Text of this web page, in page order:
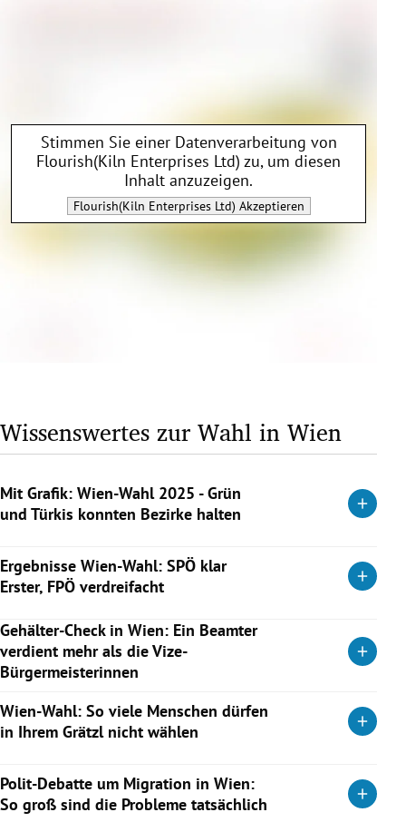
Stimmen Sie einer Datenverarbeitung von
Flourish(Kiln Enterprises Ltd) zu, um diesen
Inhalt anzuzeigen.
Flourish(Kiln Enterprises Ltd) Akzeptieren
Wissenswertes zur Wahl in Wien
Mit Grafik: Wien-Wahl 2025 - Grün
und Türkis konnten Bezirke halten
die Grünen in ihren Hochburgen Neubau, Josefstadt und
Währing. Blau scheitert in Simmering am Comeback
Weiterlesen
Ergebnisse Wien-Wahl: SPÖ klar
Erster, FPÖ verdreifacht
Das Endergebnis liegt vor: Die Bürgermeisterpartei verliert
wenig - die FPÖ legt stark zu und jubelt. Das Match zwischen
Neos und ÖVP um Platz 4 ist offen.
Weiterlesen
Gehälter-Check in Wien: Ein Beamter
verdient mehr als die Vize-
Bürgermeisterinnen
Vom großen Landeshauptmann bis zum kleinen Bezirksrat –
wie viel Wiener Politiker bezahlt bekommen. Und warum ein
Weiterlesen
Wien-Wahl: So viele Menschen dürfen
in Ihrem Grätzl nicht wählen
Wienerinnen und Wiener am kommenden Sonntag ohne
Stimmrecht sind.
Polit-Debatte um Migration in Wien:
So groß sind die Probleme tatsächlich